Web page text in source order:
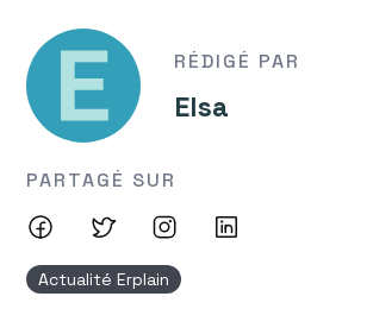
RÉDIGÉ PAR
Elsa
PARTAGÉ SUR
Actualité Erplain